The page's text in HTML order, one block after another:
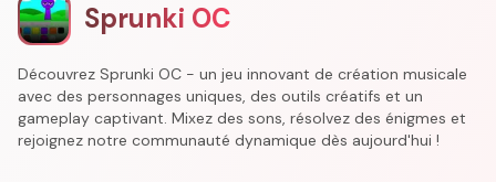
Sprunki OC
Découvrez Sprunki OC - un jeu innovant de création musicale
avec des personnages uniques, des outils créatifs et un
gameplay captivant. Mixez des sons, résolvez des énigmes et
rejoignez notre communauté dynamique dès aujourd'hui !